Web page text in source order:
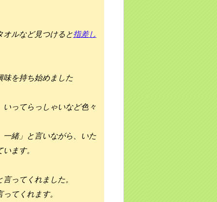
オルなど見つけると指差し
味を持ち始めました
ってらっしゃいなど色々
緒」と言いながら、いた
ます。
ってくれました。
てくれます。